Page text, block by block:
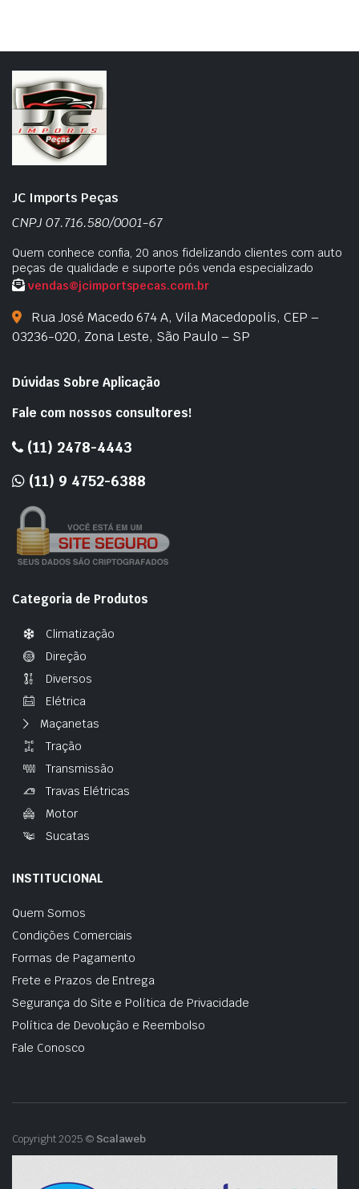
JC Imports Peças
CNPJ 07.716.580/0001-67
Quem conhece confia, 20 anos fidelizando clientes com auto
peças de qualidade e suporte pós venda especializado
vendas@jcimportspecas.com.br
Rua José Macedo 674 A, Vila Macedopolis, CEP –
03236-020, Zona Leste, São Paulo – SP
Dúvidas Sobre Aplicação
Fale com nossos consultores!
(11) 2478-4443
(11) 9 4752-6388
Categoria de Produtos
Climatização
Direção
Diversos
Elétrica
Maçanetas
Tração
Transmissão
Travas Elétricas
Motor
Sucatas
INSTITUCIONAL
Quem Somos
Condições Comerciais
Formas de Pagamento
Frete e Prazos de Entrega
Segurança do Site e Política de Privacidade
Política de Devolução e Reembolso
Fale Conosco
Copyright 2025 © Scalaweb